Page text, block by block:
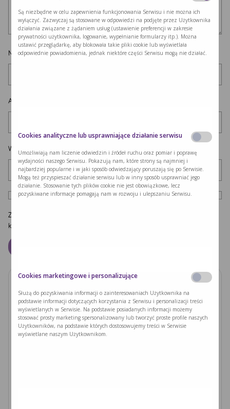
Nazwa*
Adres e-mail
Witryna internetowa
Zapamiętaj moje dane w tej przeglądarce podczas pisania kolejnych
komentarzy.
Zobacz również
PODUSZKI Z PAPIERU RYŻOWEGO Z
JACKFRUITEM I WARZYWAMI
Są niezbędne w celu zapewnienia funkcjonowania Serwisu i nie można ich
wyłączyć. Zazwyczaj są stosowane w odpowiedzi na podjęte przez Użytkownika
działania związane z żądaniem usług (ustawienie preferencji w zakresie
prywatności użytkownika, logowanie, wypełnianie formularzy itp.). Można
ustawić przeglądarkę, aby blokowała takie pliki cookie lub wyświetlała
odpowiednie powiadomienia, jednak niektóre części Serwisu mogą nie działać.
Cookies analityczne lub usprawniające działanie serwisu
Umożliwiają nam liczenie odwiedzin i źródeł ruchu oraz pomiar i poprawę
wydajności naszego Serwisu. Pokazują nam, które strony są najmniej i
najbardziej popularne i w jaki sposób odwiedzający poruszają się po Serwisie.
Mogą też przyspieszać działanie serwisu lub w inny sposób usprawniać jego
działanie. Stosowanie tych plików cookie nie jest obowiązkowe, lecz
pozyskiwane informacje pomagają nam w rozwoju i ulepszaniu Serwisu.
Cookies marketingowe i personalizujące
Służą do pozyskiwania informacji o zainteresowaniach Użytkownika na
podstawie informacji dotyczących korzystania z Serwisu i personalizacji treści
wyświetlanych w Serwisie. Na podstawie posiadanych informacji możemy
stosować prosty marketing spersonalizowany lub tworzyć proste profile naszych
Użytkowników, na podstawie których dostosowujemy treści w Serwisie
wyświetlane naszym Użytkownikom.